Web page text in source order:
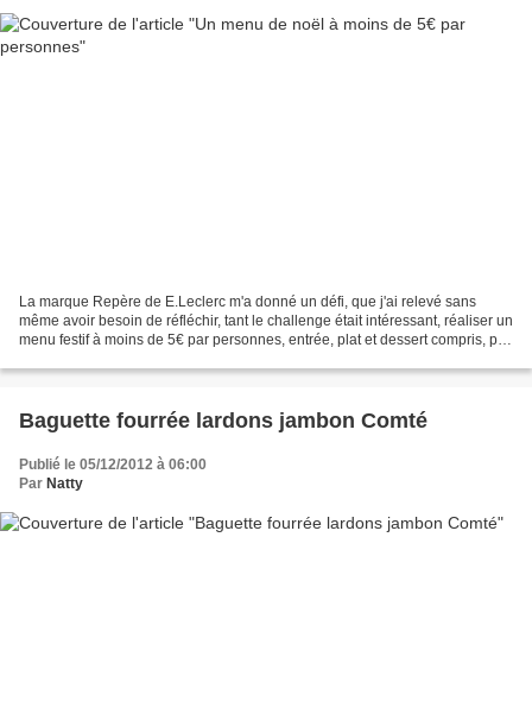
La marque Repère de E.Leclerc m'a donné un défi, que j'ai relevé sans
même avoir besoin de réfléchir, tant le challenge était intéressant, réaliser un
menu festif à moins de 5€ par personnes, entrée, plat et dessert compris, par
Baguette fourrée lardons jambon Comté
Publié le 05/12/2012 à 06:00
Par Natty